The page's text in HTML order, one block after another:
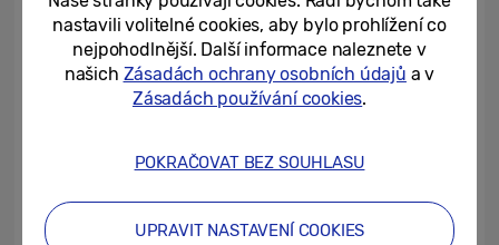
15/08/2025
One UI 8: plynulejší Galaxy,
chytřejší AI a nové vychytávky,
které si zamiluješ
Jak funkce Galaxy AI v Galaxy Z
Fold7 zpříjemňují cestování
nastavili volitelné cookies, aby bylo prohlížení co
nejpohodlnější. Další informace naleznete v
našich Zásadách ochrany osobních údajů a v
Zásadách používání cookies.
POKRAČOVAT BEZ SOUHLASU
UPRAVIT NASTAVENÍ COOKIES